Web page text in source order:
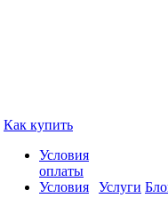
Как купить
Условия
оплаты
Условия
Услуги